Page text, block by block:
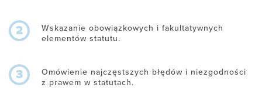
2
Wskazanie obowiązkowych i fakultatywnych
elementów statutu.
3
Omówienie najczęstszych błędów i niezgodności
z prawem w statutach.